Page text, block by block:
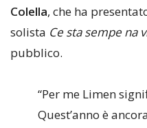
Colella, che ha
solista Ce sta sempe na
pubblico.
“Per me Limen
Quest’anno è